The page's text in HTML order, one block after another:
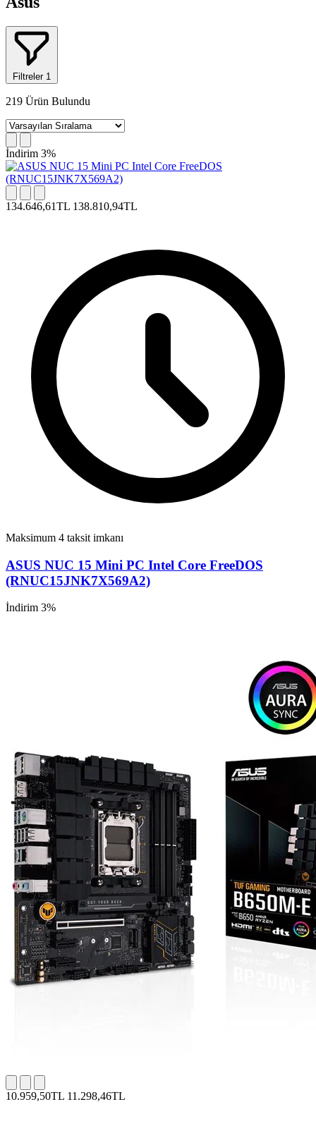
Filtreler 1
219 Ürün Bulundu
İndirim 3%
134.646,61TL 138.810,94TL
Maksimum 4 taksit imkanı
ASUS NUC 15 Mini PC Intel Core FreeDOS
(RNUC15JNK7X569A2)
İndirim 3%
10.959,50TL 11.298,46TL